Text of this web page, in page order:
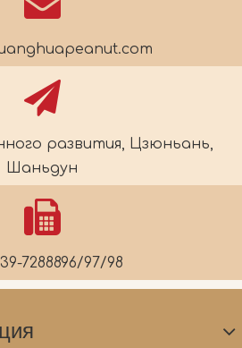
развития, Цзюньань,
Шаньдун
7288896/97/98